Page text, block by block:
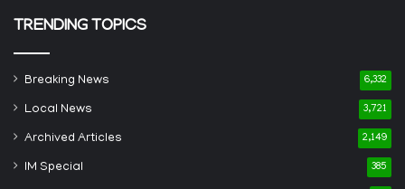
TRENDING TOPICS
Breaking News 6,332
Local News 3,721
Archived Articles 2,149
IM Special 385